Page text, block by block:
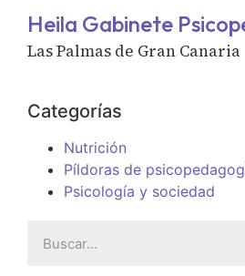
Heila Gabinete
Las Palmas de Gran Canaria
Categorías
Nutrición
Píldoras de
Psicología y sociedad